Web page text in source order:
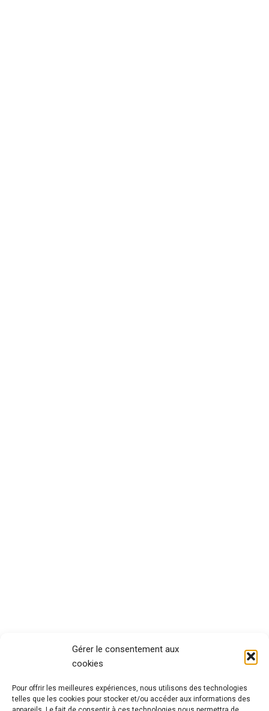
Gérer le consentement aux
cookies
Pour offrir les meilleures expériences, nous utilisons des technologies
telles que les cookies pour stocker et/ou accéder aux informations des